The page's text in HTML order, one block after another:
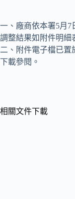
一、廠商依本署5月7
調整結果如附件明細
二、附件電子檔已置
下載參閱。
相關文件下載